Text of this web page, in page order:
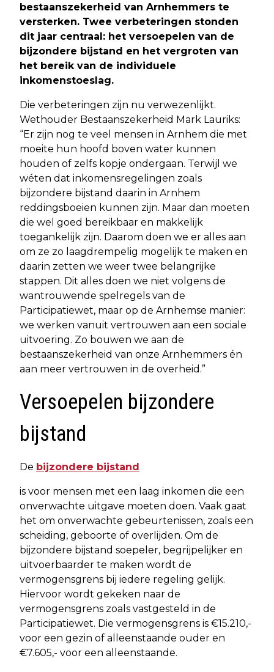
bestaanszekerheid van Arnhemmers te
versterken. Twee verbeteringen stonden
dit jaar centraal: het versoepelen van de
bijzondere bijstand en het vergroten van
het bereik van de individuele
inkomenstoeslag.
Die verbeteringen zijn nu verwezenlijkt.
Wethouder Bestaanszekerheid Mark Lauriks:
“Er zijn nog te veel mensen in Arnhem die met
moeite hun hoofd boven water kunnen
houden of zelfs kopje ondergaan. Terwijl we
wéten dat inkomensregelingen zoals
bijzondere bijstand daarin in Arnhem
reddingsboeien kunnen zijn. Maar dan moeten
die wel goed bereikbaar en makkelijk
toegankelijk zijn. Daarom doen we er alles aan
om ze zo laagdrempelig mogelijk te maken en
daarin zetten we weer twee belangrijke
stappen. Dit alles doen we niet volgens de
wantrouwende spelregels van de
Participatiewet, maar op de Arnhemse manier:
we werken vanuit vertrouwen aan een sociale
uitvoering. Zo bouwen we aan de
bestaanszekerheid van onze Arnhemmers én
aan meer vertrouwen in de overheid.”
Versoepelen bijzondere
bijstand
De bijzondere bijstand
is voor mensen met een laag inkomen die een
onverwachte uitgave moeten doen. Vaak gaat
het om onverwachte gebeurtenissen, zoals een
scheiding, geboorte of overlijden. Om de
bijzondere bijstand soepeler, begrijpelijker en
uitvoerbaarder te maken wordt de
vermogensgrens bij iedere regeling gelijk.
Hiervoor wordt gekeken naar de
vermogensgrens zoals vastgesteld in de
Participatiewet. Die vermogensgrens is €15.210,-
voor een gezin of alleenstaande ouder en
€7.605,- voor een alleenstaande.